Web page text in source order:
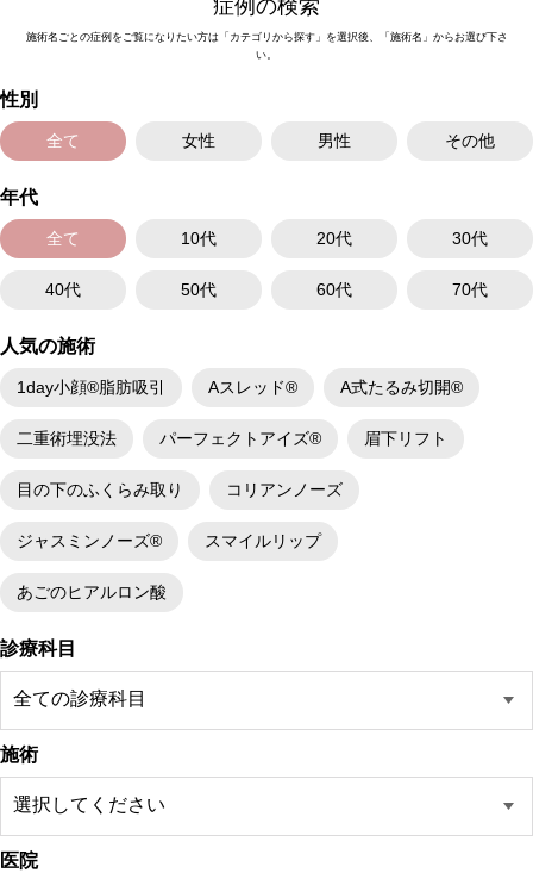
症例の検索
施術名ごとの症例をご覧になりたい方は「カテゴリから探す」を選択後、「施術名」からお選び下さ
い。
性別
全て 女性 男性 その他
年代
全て 10代 20代 30代
40代 50代 60代 70代
人気の施術
1day小顔®脂肪吸引 Aスレッド® A式たるみ切開®
二重術埋没法 パーフェクトアイズ® 眉下リフト
目の下のふくらみ取り コリアンノーズ
ジャスミンノーズ® スマイルリップ
あごのヒアルロン酸
診療科目
施術
医院